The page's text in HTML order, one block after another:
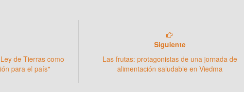
de Tierras como
para el país"
Siguiente
Las frutas: protagonistas de una jornada de
alimentación saludable en Viedma